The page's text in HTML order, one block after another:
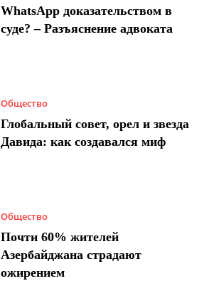
WhatsApp доказательством в
суде? – Разъяснение адвоката
Общество
Глобальный совет, орел и звезда
Давида: как создавался миф
Общество
Почти 60% жителей
Азербайджана страдают
ожирением